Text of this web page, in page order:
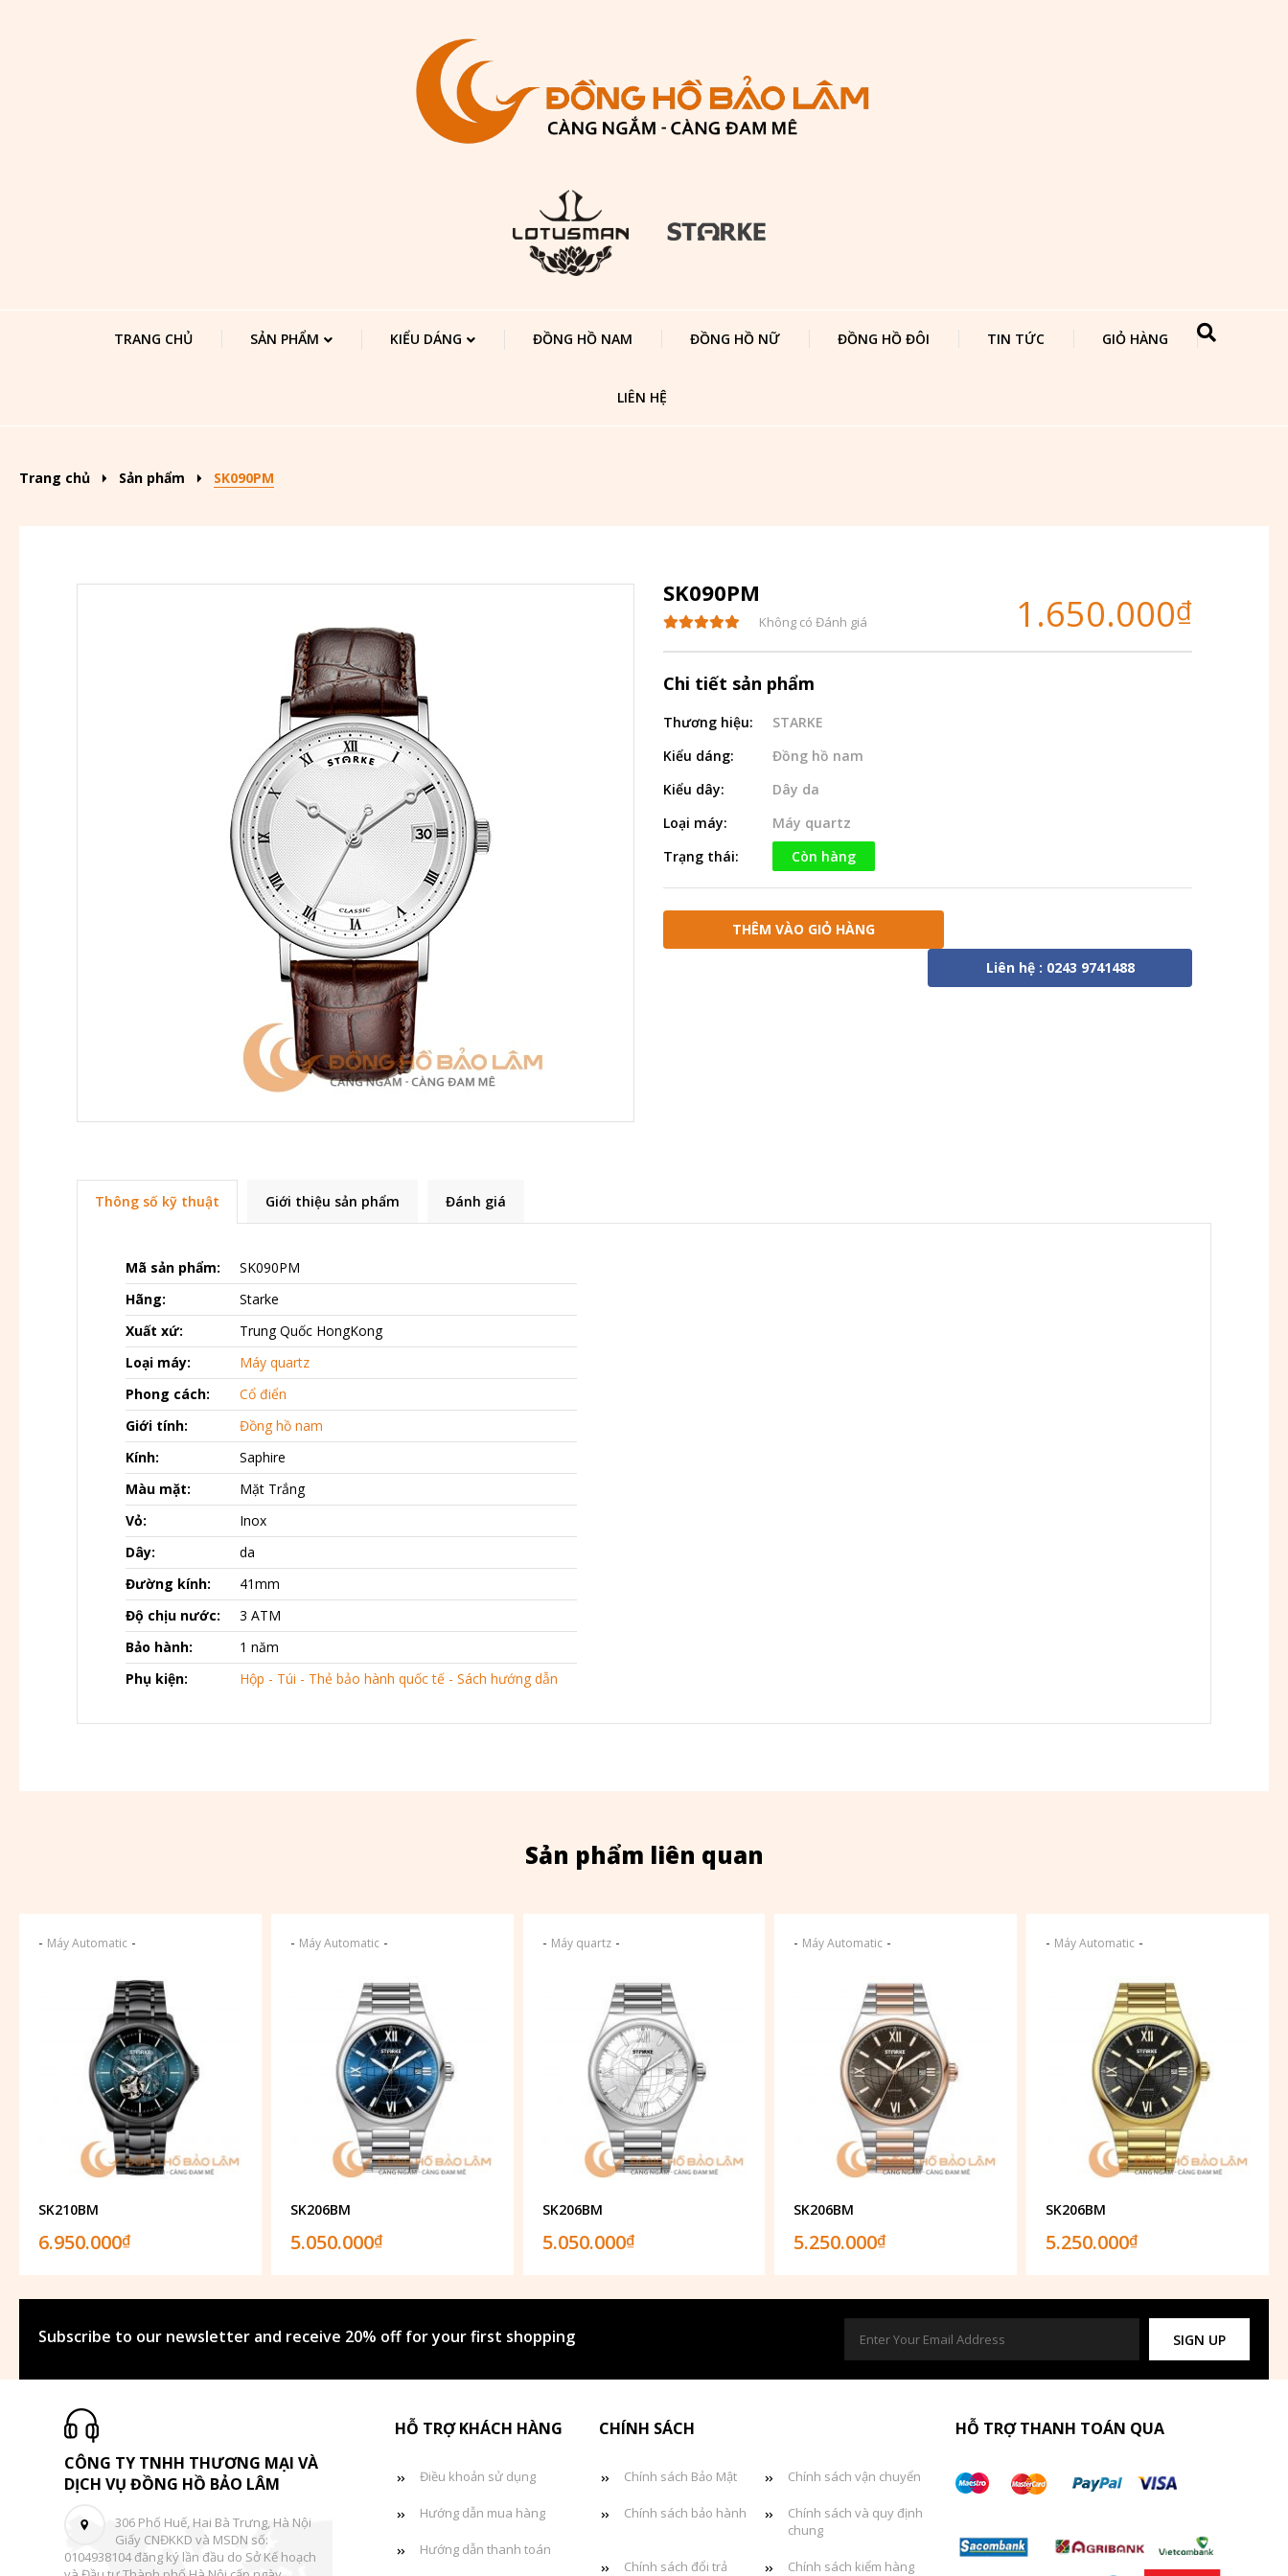
TRANG CHỦ SẢN PHẨM KIỂU DÁNG ĐỒNG HỒ NAM ĐỒNG HỒ NỮ ĐỒNG HỒ ĐÔI TIN TỨC GIỎ HÀNG
LIÊN HỆ
Trang chủ Sản phẩm SK090PM
SK090PM
Không có Đánh giá 1.650.000₫
Chi tiết sản phẩm
Thương hiệu:
STARKE
Kiểu dáng:
Đồng hồ nam
Kiểu dây:
Dây da
Loại máy:
Máy quartz
Trạng thái:
Còn hàng
THÊM VÀO GIỎ HÀNG
Liên hệ : 0243 9741488
Thông số kỹ thuật Giới thiệu sản phẩm Đánh giá
Mã sản phẩm:
SK090PM
Hãng:
Starke
Xuất xứ:
Trung Quốc HongKong
Loại máy:
Máy quartz
Phong cách:
Cổ điển
Giới tính:
Đồng hồ nam
Kính:
Saphire
Màu mặt:
Mặt Trắng
Vỏ:
Inox
Dây:
da
Đường kính:
41mm
Độ chịu nước:
3 ATM
Bảo hành:
1 năm
Phụ kiện:
Hộp - Túi - Thẻ bảo hành quốc tế - Sách hướng dẫn
Sản phẩm liên quan
- Máy Automatic -
SK210BM
6.950.000₫
- Máy Automatic-
SK206BM
5.050.000₫
- Máy quartz-
SK206BM
5.050.000₫
- Máy Automatic -
SK206BM
5.250.000₫
- Máy Automatic -
SK206BM
5.250.000₫
Subscribe to our newsletter and receive 20% off for your first shopping SIGN UP
CÔNG TY TNHH THƯƠNG MẠI VÀ
DỊCH VỤ ĐỒNG HỒ BẢO LÂM
306 Phố Huế, Hai Bà Trưng, Hà Nội
Giấy CNĐKKD và MSDN số:
0104938104 đăng ký lần đầu do Sở Kế hoạch
HỖ TRỢ KHÁCH HÀNG
Điều khoản sử dụng
Hướng dẫn mua hàng
Hướng dẫn thanh toán
CHÍNH SÁCH
Chính sách Bảo Mật Chính sách vận chuyển
Chính sách bảo hành
Chính sách và quy định
chung
Chính sách đổi trả Chính sách kiểm hàng
HỖ TRỢ THANH TOÁN QUA